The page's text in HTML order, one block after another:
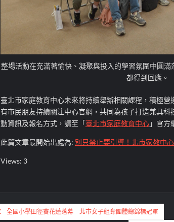
整場活動在充滿著愉快、凝聚與投入的學習氛圍中圓
都得到回應。
臺北市家庭教育中心未來將持續舉辦相關課程，積極
有市民朋友持續關注中心官網，共同為孩子打造兼具
動資訊及報名方式，請至「臺北市家庭教育中心」官方
此篇文章最開始出處為: 別只禁止要引導！北市家教中
Views: 3
全國小學田徑賽花蓮落幕 北市女子組奪團體總錦標冠軍